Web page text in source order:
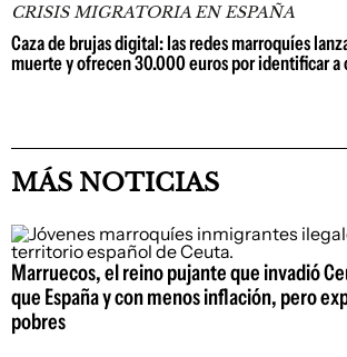
CRISIS MIGRATORIA EN ESPAÑA
Caza de brujas digital: las redes marroquíes
muerte y ofrecen 30.000 euros por identificar a
MÁS NOTICIAS
Marruecos, el reino pujante que invadió
que España y con menos inflación, pero
pobres